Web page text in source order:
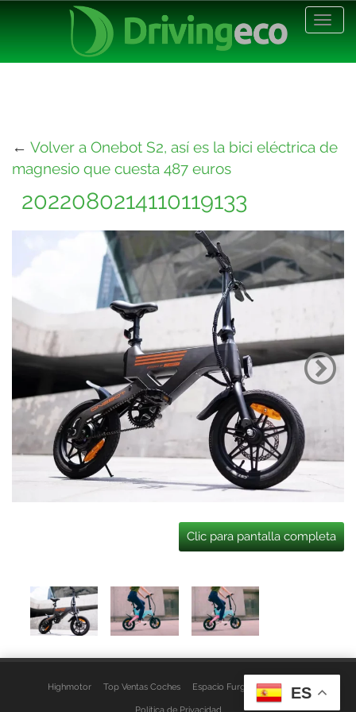
← Volver a Onebot S2, así es la bici eléctrica de
magnesio que cuesta 487 euros
2022080214110119133
Clic para pantalla completa
Highmotor Top Ventas Coches Espacio Furgo Aviso Legal
ES